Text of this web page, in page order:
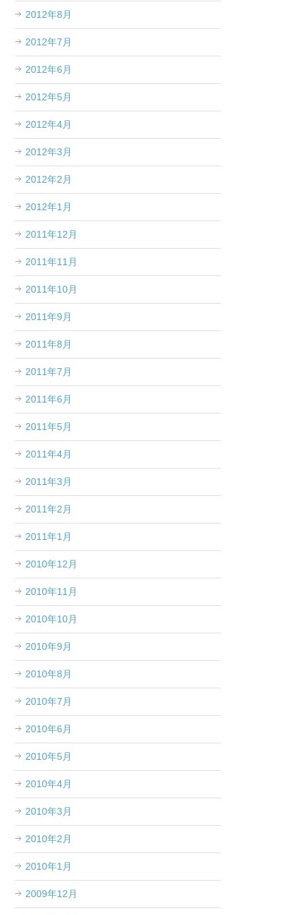
2012年8月
2012年7月
2012年6月
2012年5月
2012年4月
2012年3月
2012年2月
2012年1月
2011年12月
2011年11月
2011年10月
2011年9月
2011年8月
2011年7月
2011年6月
2011年5月
2011年4月
2011年3月
2011年2月
2011年1月
2010年12月
2010年11月
2010年10月
2010年9月
2010年8月
2010年7月
2010年6月
2010年5月
2010年4月
2010年3月
2010年2月
2010年1月
2009年12月